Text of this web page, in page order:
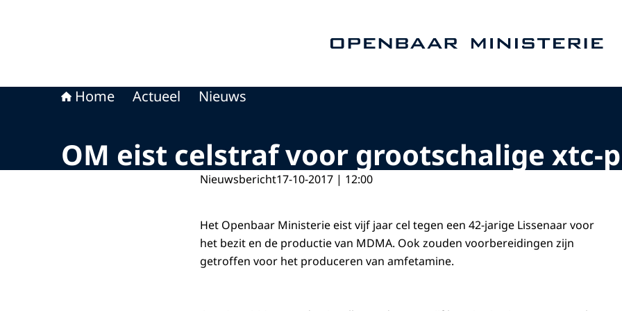
Home Actueel Nieuws
OM eist celstraf voor grootschalige xtc-
Nieuwsbericht17-10-2017 | 12:00
Het Openbaar Ministerie eist vijf jaar cel tegen een 42-jarige Lissenaar voor
het bezit en de productie van MDMA. Ook zouden voorbereidingen zijn
getroffen voor het produceren van amfetamine.